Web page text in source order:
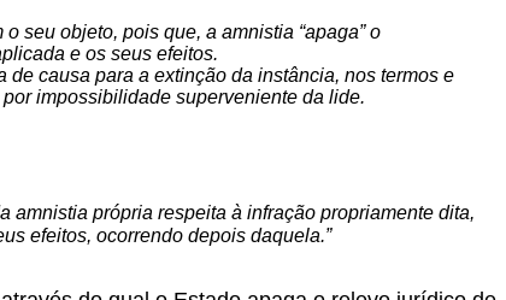
seu objeto, pois que, a amnistia “apaga” o
e os seus efeitos.
causa para a extinção da instância, nos termos e
impossibilidade superveniente da lide.
amnistia própria respeita à infração propriamente dita,
efeitos, ocorrendo depois daquela.”